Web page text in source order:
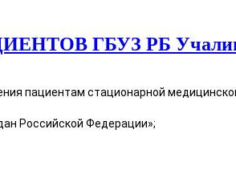
ГБУЗ РБ
пациентам стационарной
Российской Федерации»;